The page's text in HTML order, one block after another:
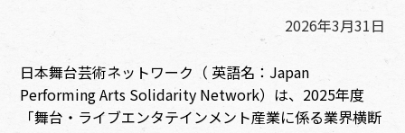
2026年3月31日
日本舞台芸術ネットワーク（ 英語名：Japan
Performing Arts Solidarity Network）は、2025年度
「舞台・ライブエンタテインメント産業に係る業界横断